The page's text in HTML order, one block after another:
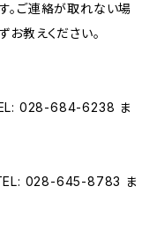
。ご連絡が取れない場
教えください。
028-684-6238 ま
TEL: 028-645-8783 ま